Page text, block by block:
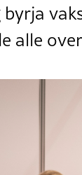
byrja
alle